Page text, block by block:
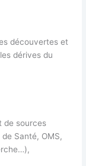
découvertes et
dérives du
de sources
Santé, OMS,